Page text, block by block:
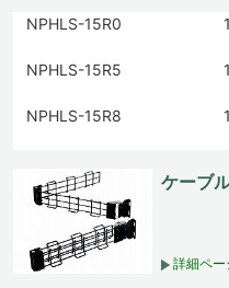
NPHLS-15R0
NPHLS-15R5
NPHLS-15R8
ケーブ
詳細ペー